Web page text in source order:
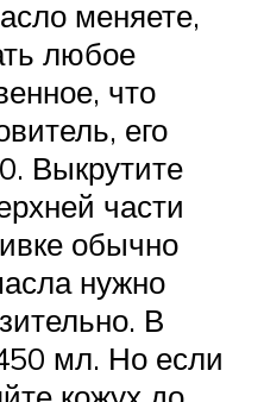
меняете,
любое
что
его
Выкрутите
части
обычно
нужно
В
мл. Но если